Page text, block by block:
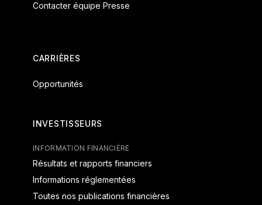
Contacter équipe Presse
CARRIÈRES
Opportunités
INVESTISSEURS
INFORMATION FINANCIÈRE
Résultats et rapports financiers
Informations réglementées
Toutes nos publications financières